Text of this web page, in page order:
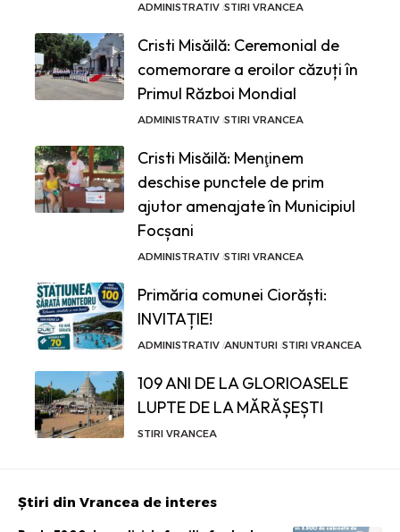
ADMINISTRATIV STIRI VRANCEA
Cristi Misăilă: Ceremonial de
comemorare a eroilor căzuți în
Primul Război Mondial
ADMINISTRATIV STIRI VRANCEA
Cristi Misăilă: Menţinem
deschise punctele de prim
ajutor amenajate în Municipiul
Focșani
ADMINISTRATIV STIRI VRANCEA
Primăria comunei Ciorăști:
INVITAȚIE!
ADMINISTRATIV ANUNTURI STIRI VRANCEA
109 ANI DE LA GLORIOASELE
LUPTE DE LA MĂRĂȘEȘTI
STIRI VRANCEA
Știri din Vrancea de interes